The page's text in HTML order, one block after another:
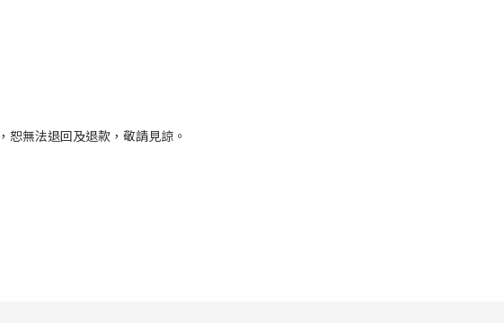
無法退回及退款，敬請見諒。